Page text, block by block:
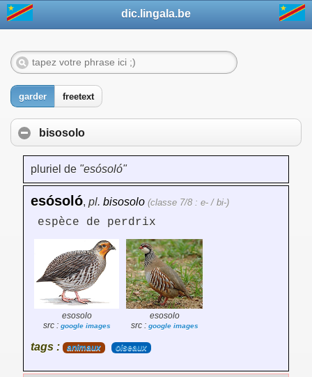
dic.lingala.be
garder freetext
bisosolo
pluriel de "esósoló"
esósoló, pl. bisosolo (classe 7/8 : e- / bi-)
espèce de perdrix
esosolo
src : google images
esosolo
src : google images
tags : animaux oiseaux